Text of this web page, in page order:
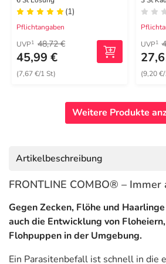
(1)
Pflichtangaben
UVP1 48,72 €
45,99 €
(7,67 €/1 St)
UVP1
(9,20
Weitere Produkte
Artikelbeschreibung
FRONTLINE COMBO® – Immer
Gegen Zecken, Flöhe und
auch die Entwicklung von
Flohpuppen in der Umgebung.
Ein Parasitenbefall ist schnell in die